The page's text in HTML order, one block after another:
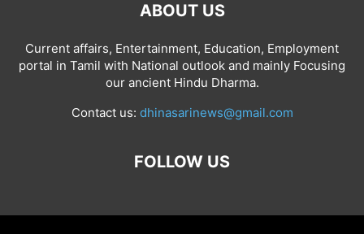
ABOUT US
Current affairs, Entertainment, Education, Employment
portal in Tamil with National outlook and mainly Focusing
our ancient Hindu Dharma.
Contact us: dhinasarinews@gmail.com
FOLLOW US